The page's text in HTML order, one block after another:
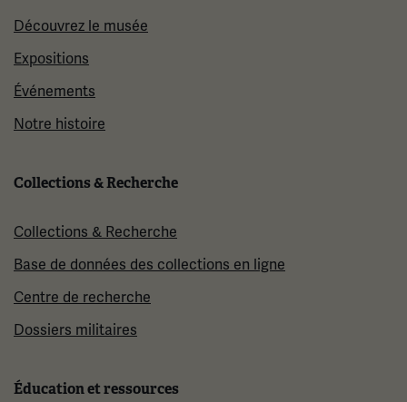
Découvrez le musée
Expositions
Événements
Notre histoire
Collections & Recherche
Collections & Recherche
Base de données des collections en ligne
Centre de recherche
Dossiers militaires
Éducation et ressources